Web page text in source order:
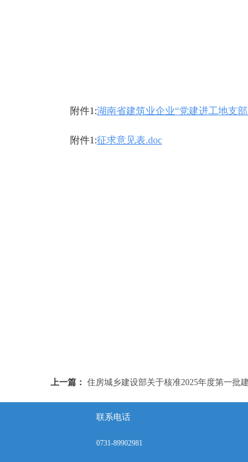
附件1:湖南省建筑业企业“党建进工地支
附件1:征求意见表.doc
上一篇： 住房城乡建设部关于核准2025年度第一批
联系电话
0731-89902981